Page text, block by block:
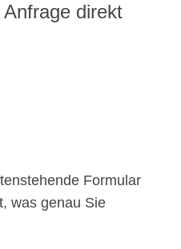
direkt
Formular
was genau Sie